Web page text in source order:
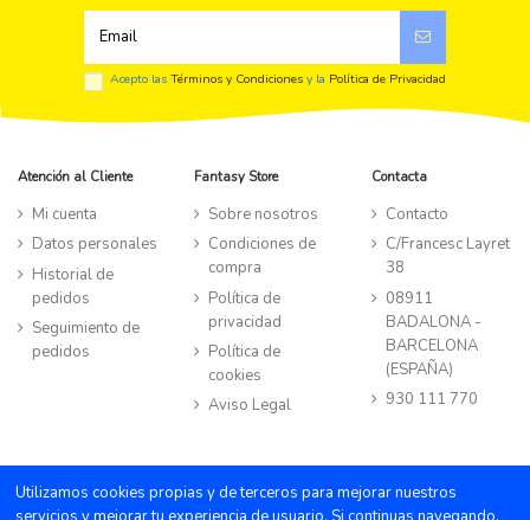
Acepto lasTérminos y Condiciones y la Política de Privacidad
Atención al Cliente
Mi cuenta
Datos personales
Historial de
pedidos
Seguimiento de
pedidos
Fantasy Store
Sobre nosotros
Condiciones de
compra
Política de
privacidad
Política de
cookies
Aviso Legal
Contacta
Contacto
C/Francesc Layret
38
08911
BADALONA -
BARCELONA
(ESPAÑA)
930 111 770
©TIENDA FANTASY STORE all rights reserved |
Factory
Utilizamos cookies propias y de terceros para mejorar nuestros